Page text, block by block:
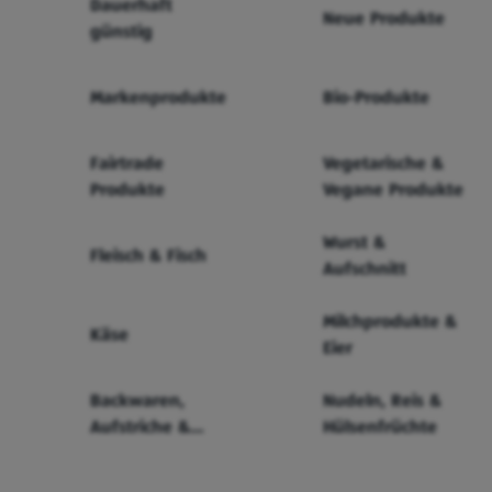
günstig
Neue Produkte
Markenprodukte Bio-Produkte
Fairtrade
Produkte
Vegetarische &
Vegane Produkte
Fleisch & Fisch
Wurst &
Aufschnitt
Käse
Milchprodukte &
Eier
Backwaren,
Aufstriche &
Nudeln, Reis &
Hülsenfrüchte